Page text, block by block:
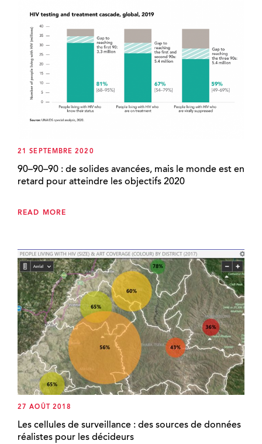
21 SEPTEMBRE 2020
90–90–90 : de solides avancées, mais le monde est en
retard pour atteindre les objectifs 2020
READ MORE
27 AOÛT 2018
Les cellules de surveillance : des sources de données
réalistes pour les décideurs